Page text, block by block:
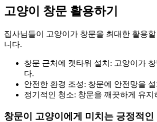
고양이 창문 활용하기
집사님들이 고양이가 창문을 최대한 활용
니다.
창문 근처에 캣타워 설치: 고양이가
다.
안전한 환경 조성: 창문에 안전망을
정기적인 청소: 창문을 깨끗하게 유
창문이 고양이에게 미치는 긍정적인